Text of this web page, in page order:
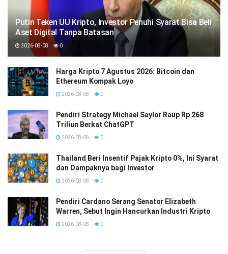
Putin Teken UU Kripto, Investor Penuhi Syarat Bisa Beli
Aset Digital Tanpa Batasan
2026-08-08 0
Harga Kripto 7 Agustus 2026: Bitcoin dan
Ethereum Kompak Loyo
2026-08-08 0
Pendiri Strategy Michael Saylor Raup Rp 268
Triliun Berkat ChatGPT
2026-08-08 0
Thailand Beri Insentif Pajak Kripto 0%, Ini Syarat
dan Dampaknya bagi Investor
2026-08-08 0
Pendiri Cardano Serang Senator Elizabeth
Warren, Sebut Ingin Hancurkan Industri Kripto
2026-08-08 0